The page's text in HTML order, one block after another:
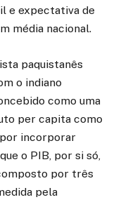
e expectativa de
média nacional.
paquistanês
o indiano
como uma
per capita como
por incorporar
o PIB, por si só,
por três
pela